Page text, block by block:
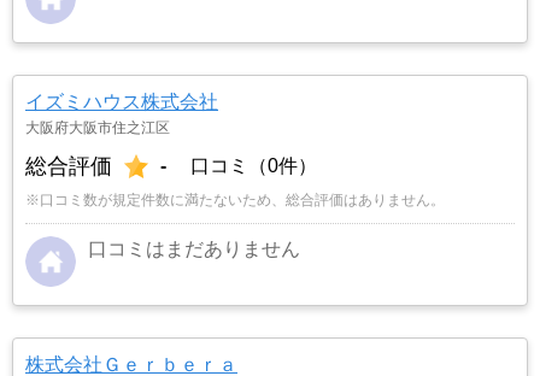
イズミハウス株式会社
大阪府大阪市住之江区
総合評価 - 口コミ（0件）
※口コミ数が規定件数に満たないため、総合評価はありません。
口コミはまだありません
株式会社Ｇｅｒｂｅｒａ